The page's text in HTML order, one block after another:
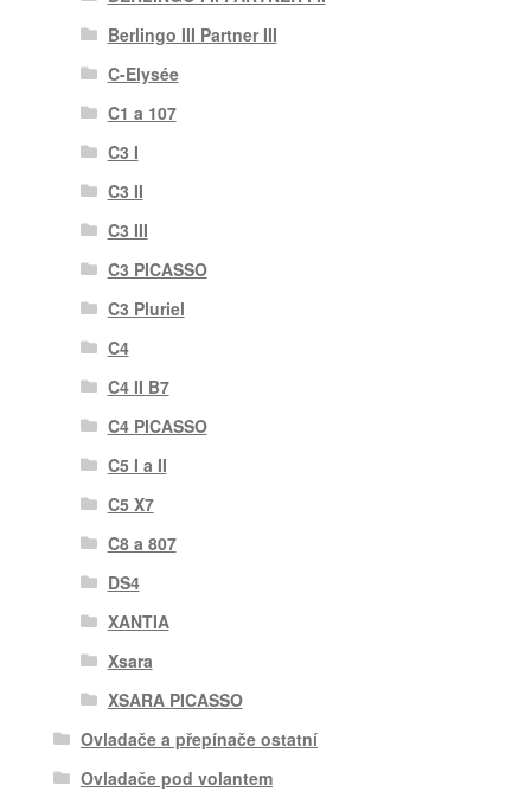
Berlingo III Partner III
C-Elysée
C1 a 107
C3 I
C3 II
C3 III
C3 PICASSO
C3 Pluriel
C4
C4 II B7
C4 PICASSO
C5 I a II
C5 X7
C8 a 807
DS4
XANTIA
Xsara
XSARA PICASSO
Ovladače a přepínače ostatní
Ovladače pod volantem